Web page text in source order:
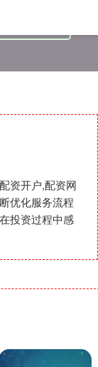
资开户,配资网
优化服务流程
投资过程中感